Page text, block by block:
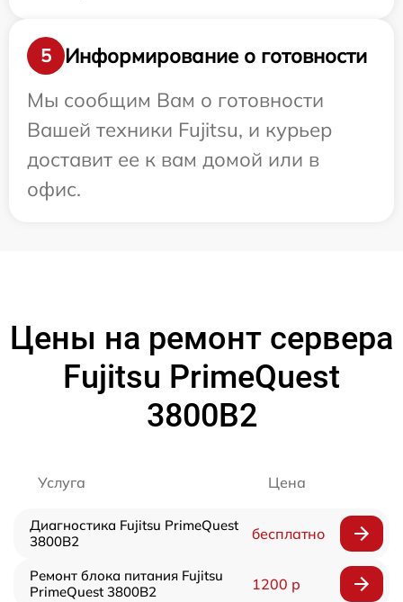
5
Информирование о готовности
Мы сообщим Вам о готовности
Вашей техники Fujitsu, и курьер
доставит ее к вам домой или в
офис.
Цены на ремонт сервера
Fujitsu PrimeQuest
3800B2
Услуга Цена
Диагностика Fujitsu PrimeQuest
3800B2
бесплатно
Ремонт блока питания Fujitsu
PrimeQuest 3800B2
1200 р